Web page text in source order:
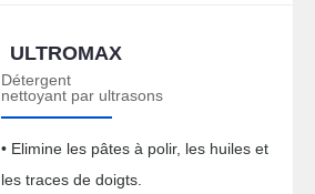
ULTROMAX
Détergent
nettoyant par ultrasons
• Elimine les pâtes à polir, les huiles et
les traces de doigts.